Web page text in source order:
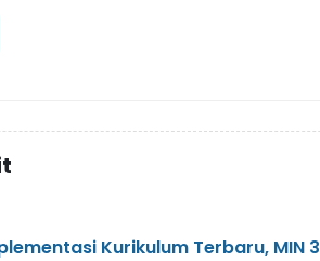
Kurikulum Terbaru, MIN